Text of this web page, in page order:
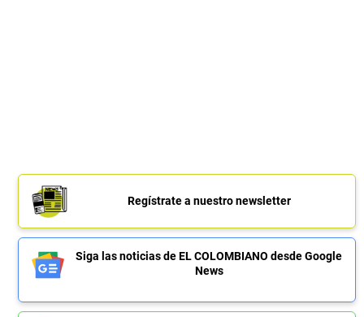
Regístrate a nuestro newsletter
Siga las noticias de EL COLOMBIANO desde Google
News